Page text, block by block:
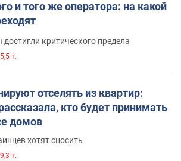
и того же оператора: на какой
критического предела
т.
отселять из квартир:
кто будет принимать
домов
хотят сносить
т.